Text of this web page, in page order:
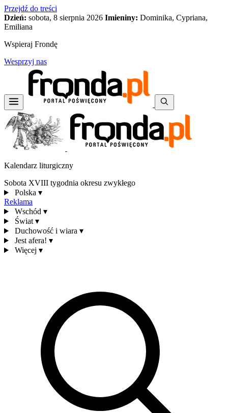
Przejdź do treści
Dzień: sobota, 8 sierpnia 2026 Imieniny: Dominika, Cypriana,
Emiliana
Wspieraj Frondę
Wesprzyj nas
Kalendarz liturgiczny
Sobota XVIII tygodnia okresu zwykłego
Polska ▾
Reklama
Wschód ▾
Świat ▾
Duchowość i wiara ▾
Jest afera! ▾
Więcej ▾